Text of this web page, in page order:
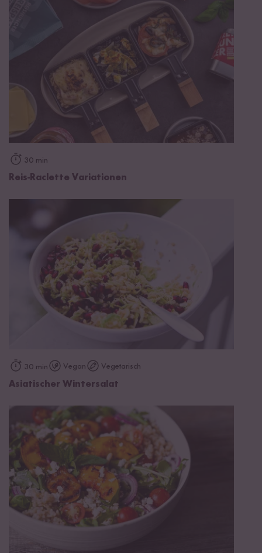
30 min
Reis-Raclette Variationen
30 min Vegan Vegetarisch
Asiatischer Wintersalat